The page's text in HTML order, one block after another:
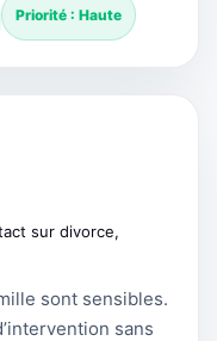
Priorité : Haute
sur divorce,
sont sensibles.
sans